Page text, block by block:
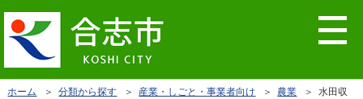
ホーム ＞分類から探す ＞ 産業・しごと・事業者向け ＞ 農業 ＞ 水田収